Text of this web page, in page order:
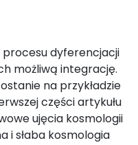
dyferencjacji
możliwą integrację.
na przykładzie
części artykułu
ujęcia kosmologii
i słaba kosmologia